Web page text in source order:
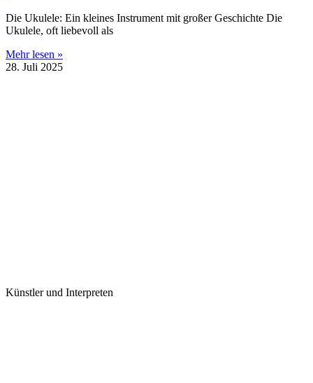
Die Ukulele: Ein kleines Instrument mit großer Geschichte Die
Ukulele, oft liebevoll als
Mehr lesen »
28. Juli 2025
Künstler und Interpreten